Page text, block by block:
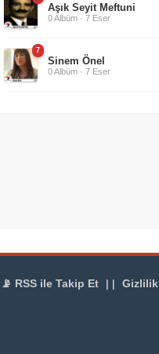
Aşık Seyit Meftuni
0 Albüm · 7 Eser
7
Sinem Önel
0 Albüm · 7 Eser
📡 RSS ile Takip Et | | Gizlilik